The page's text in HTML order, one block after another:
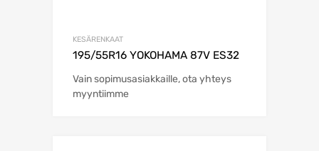
KESÄRENKAAT
195/55R16 YOKOHAMA 87V ES32
Vain sopimusasiakkaille, ota yhteys
myyntiimme